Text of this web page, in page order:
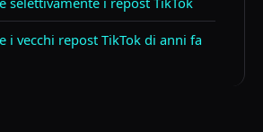
i vecchi repost TikTok di anni fa